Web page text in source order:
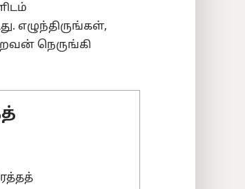
எழுந்திருங்கள்,
நெருங்கி